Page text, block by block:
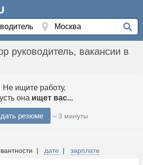
руководитель, вакансии в
Не ищите работу,
она ищет вас...
резюме ~ 3 минуты
| дате | зарплате